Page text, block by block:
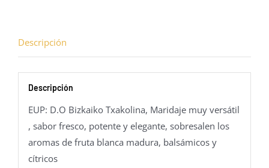
Descripción
Descripción
EUP: D.O Bizkaiko Txakolina, Maridaje muy versátil
, sabor fresco, potente y elegante, sobresalen los
aromas de fruta blanca madura, balsámicos y
cítricos